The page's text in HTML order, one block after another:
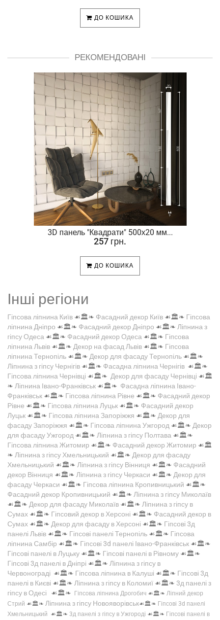
ДО КОШИКА
РЕКОМЕНДОВАНІ
3D панель "Квадрати" 500х20 мм...
257 грн.
ДО КОШИКА
Інші регіони
Гіпсова ліпнина Київ ☙🏛️❧ Фасадний декор Київ ☙🏛️❧ Гіпсова
ліпнина Дніпро ☙🏛️❧ Фасадний декор Дніпро ☙🏛️❧ Ліпнина з
гіпсу Одеса ☙🏛️❧ Фасадний декор Одеса ☙🏛️❧ Гіпсова
ліпнина Львів ☙🏛️❧ Декор на фасад Львів ☙🏛️❧ Гіпсова
ліпнина Тернопіль ☙🏛️❧ Декор для фасаду Тернопіль ☙🏛️❧
Ліпнина з гіпсу Чернігів ☙🏛️❧ Фасадна ліпнина Чернігів ☙🏛️❧
Гіпсова ліпнина Чернівці ☙🏛️❧ Декор для фасаду Чернівці ☙🏛️
❧ Ліпнина Івано-Франківськ ☙🏛️❧ Фасадна ліпнина Івано-
Франківськ ☙🏛️❧ Гіпсова ліпнина Рівне ☙🏛️❧ Фасадний декор
Рівне ☙🏛️❧ Гіпсова ліпнина Луцьк ☙🏛️❧ Фасадний декор
Луцьк ☙🏛️❧ Гіпсова ліпнина Запоріжжя ☙🏛️❧ Декор для
фасаду Запоріжжя ☙🏛️❧ Гіпсова ліпнина Ужгород ☙🏛️❧ Декор
для фасаду Ужгород ☙🏛️❧ Ліпнина з гіпсу Полтава ☙🏛️❧
Гіпсова ліпнина Житомир ☙🏛️❧ Фасадний декор Житомир ☙🏛️
❧ Ліпнина з гіпсу Хмельницький ☙🏛️❧ Декор для фасаду
Хмельницький ☙🏛️❧ Ліпнина з гіпсу Вінниця ☙🏛️❧ Фасадний
декор Вінниця ☙🏛️❧ Ліпнина з гіпсу Черкаси ☙🏛️❧ Декор для
фасаду Черкаси ☙🏛️❧ Гіпсова ліпнина Кропивницький ☙🏛️❧
Фасадний декор Кропивницький ☙🏛️❧ Ліпнина з гіпсу Миколаїв
☙🏛️❧ Декор для фасаду Миколаїв ☙🏛️❧ Ліпнина з гіпсу в
Сумах ☙🏛️❧ Гіпсовий декор в Херсоні ☙🏛️❧ Фасадний декор в
Сумах ☙🏛️❧ Декор для фасаду в Херсоні ☙🏛️❧ Гіпсові 3д
панелі Львів ☙🏛️❧ Гіпсові панелі Тернопіль ☙🏛️❧ Гіпсова
ліпнина Самбір ☙🏛️❧ Гіпсові 3d панелі Івано-Франківськ ☙🏛️❧
Гіпсові панелі в Луцьку ☙🏛️❧ Гіпсові панелі в Рівному ☙🏛️❧
Гіпсові 3д панелі в Дніпрі ☙🏛️❧ Ліпнина з гіпсу в
Червонограді ☙🏛️❧ Гіпсова ліпнина в Калуші ☙🏛️❧ Гіпсові 3д
панелі в Києві ☙🏛️❧ Ліпнина з гіпсу в Коломиї ☙🏛️❧ 3д панелі з
гіпсу в Одесі ☙🏛️❧ Гіпсова ліпнина Дрогобич ☙🏛️❧ Ліпний декор
Стрий ☙🏛️❧ Ліпнина з гіпсу Новояворівськ☙🏛️❧ Гіпсові 3d панелі
Хмельницький ☙🏛️❧ 3д панелі з гіпсу в Ужгороді ☙🏛️❧ Гіпсові панелі в